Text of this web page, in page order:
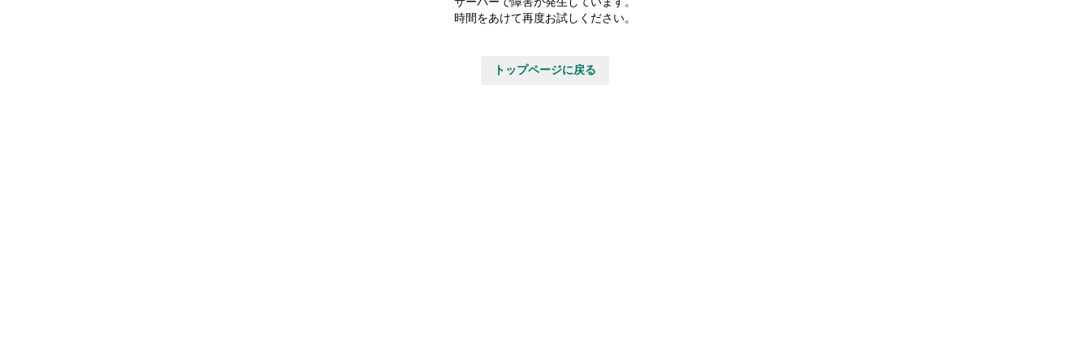
時間をあけて再度お試しください。
トップページに戻る